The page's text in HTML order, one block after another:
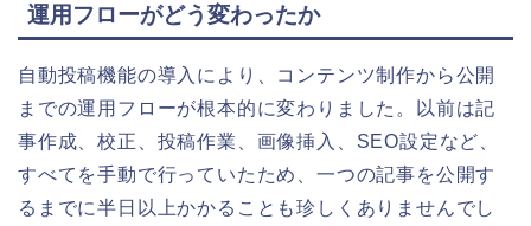
運用フローがどう変わったか
自動投稿機能の導入により、コンテンツ制作から公開
までの運用フローが根本的に変わりました。以前は記
事作成、校正、投稿作業、画像挿入、SEO設定など、
すべてを手動で行っていたため、一つの記事を公開す
るまでに半日以上かかることも珍しくありませんでし